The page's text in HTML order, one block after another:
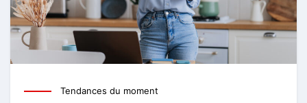
Tendances du moment